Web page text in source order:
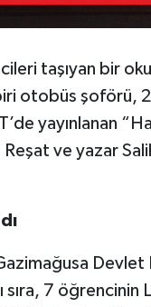
taşıyan bir
otobüs şoförü,
yayınlanan
Reşat ve yazar
sıra, 7